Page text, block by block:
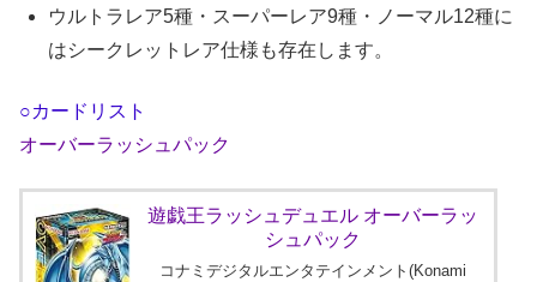
ウルトラレア5種・スーパーレア9種・ノーマル12種に
はシークレットレア仕様も存在します。
○カードリスト
オーバーラッシュパック
遊戯王ラッシュデュエル オーバーラッ
シュパック
コナミデジタルエンタテインメント(Konami